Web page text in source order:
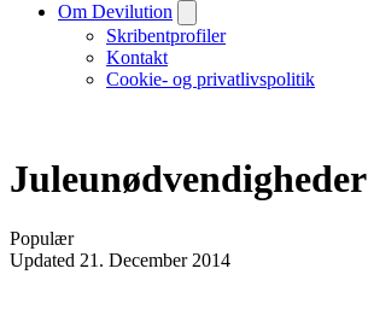
Om Devilution
Skribentprofiler
Kontakt
Cookie- og privatlivspolitik
Juleunødvendigheder
Populær
Updated 21. December 2014